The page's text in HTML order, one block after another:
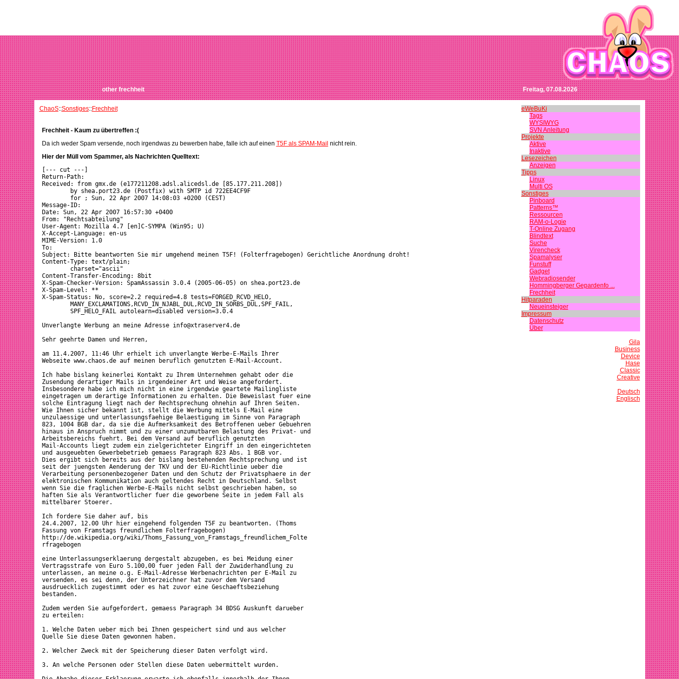
other frechheit Freitag, 07.08.2026
ChaoS::Sonstiges::Frechheit
Frechheit - Kaum zu übertreffen :(
Da ich weder Spam versende, noch irgendwas zu bewerben habe, falle ich auf einen T5F als SPAM-Mail nicht rein.
Hier der Müll vom Spammer, als Nachrichten Quelltext:
[--- cut ---]
Return-Path:
Received: from gmx.de (e177211208.adsl.alicedsl.de [85.177.211.208])
	for
; Sun, 22 Apr 2007 14:08:03 +0200 (CEST)
Message-ID:
Date: Sun, 22 Apr 2007 16:57:30 +0400
From: "Rechtsabteilung"
User-Agent: Mozilla 4.7 [en]C-SYMPA (Win95; U)
X-Accept-Language: en-us
MIME-Version: 1.0
To:
Subject: Bitte beantworten Sie mir umgehend meinen T5F! (Folterfragebogen) Gerichtliche Anordnung droht!
Content-Type: text/plain;
Content-Transfer-Encoding: 8bit
X-Spam-Checker-Version: SpamAssassin 3.0.4 (2005-06-05) on shea.port23.de
X-Spam-Level: **
X-Spam-Status: No, score=2.2 required=4.8 tests=FORGED_RCVD_HELO,
Unverlangte Werbung an meine Adresse info@xtraserver4.de
Sehr geehrte Damen und Herren,
am 11.4.2007, 11:46 Uhr erhielt ich unverlangte Werbe-E-Mails Ihrer
Webseite www.chaos.de auf meinen beruflich genutzten E-Mail-Account.
Ich habe bislang keinerlei Kontakt zu Ihrem Unternehmen gehabt oder die
Zusendung derartiger Mails in irgendeiner Art und Weise angefordert.
Insbesondere habe ich mich nicht in eine irgendwie geartete Mailingliste
eingetragen um derartige Informationen zu erhalten. Die Beweislast fuer eine
solche Eintragung liegt nach der Rechtsprechung ohnehin auf Ihren Seiten.
Wie Ihnen sicher bekannt ist, stellt die Werbung mittels E-Mail eine
unzulaessige und unterlassungsfaehige Belaestigung im Sinne von Paragraph
823, 1004 BGB dar, da sie die Aufmerksamkeit des Betroffenen ueber Gebuehren
hinaus in Anspruch nimmt und zu einer unzumutbaren Belastung des Privat- und
Arbeitsbereichs fuehrt. Bei dem Versand auf beruflich genutzten
Mail-Accounts liegt zudem ein zielgerichteter Eingriff in den eingerichteten
und ausgeuebten Gewerbebetrieb gemaess Paragraph 823 Abs. 1 BGB vor.
Dies ergibt sich bereits aus der bislang bestehenden Rechtsprechung und ist
seit der juengsten Aenderung der TKV und der EU-Richtlinie ueber die
Verarbeitung personenbezogener Daten und den Schutz der Privatsphaere in der
elektronischen Kommunikation auch geltendes Recht in Deutschland. Selbst
wenn Sie die fraglichen Werbe-E-Mails nicht selbst geschrieben haben, so
haften Sie als Verantwortlicher fuer die geworbene Seite in jedem Fall als
mittelbarer Stoerer.
Ich fordere Sie daher auf, bis
24.4.2007, 12.00 Uhr hier eingehend folgenden T5F zu beantworten. (Thoms
Fassung von Framstags freundlichem Folterfragebogen)
http://de.wikipedia.org/wiki/Thoms_Fassung_von_Framstags_freundlichem_Folte
rfragebogen
eine Unterlassungserklaerung dergestalt abzugeben, es bei Meidung einer
Vertragsstrafe von Euro 5.100,00 fuer jeden Fall der Zuwiderhandlung zu
unterlassen, an meine o.g. E-Mail-Adresse Werbenachrichten per E-Mail zu
versenden, es sei denn, der Unterzeichner hat zuvor dem Versand
ausdruecklich zugestimmt oder es hat zuvor eine Geschaeftsbeziehung
bestanden.
Zudem werden Sie aufgefordert, gemaess Paragraph 34 BDSG Auskunft darueber
zu erteilen:
1. Welche Daten ueber mich bei Ihnen gespeichert sind und aus welcher
Quelle Sie diese Daten gewonnen haben.
2. Welcher Zweck mit der Speicherung dieser Daten verfolgt wird.
3. An welche Personen oder Stellen diese Daten uebermittelt wurden.
eWeBuKi
Tags
WYSIWYG
SVN Anleitung
Projekte
Aktive
Inaktive
Lesezeichen
Anzeigen
Tipps
Linux
Multi OS
Sonstiges
Pinboard
Patterns™
Ressourcen
RAM-o-Logie
T-Online Zugang
Blindtext
Suche
Virencheck
Spamalyser
Funstuff
Gadget
Webradiosender
Hommingberger Gepardenfo ...
Frechheit
Hitparaden
Neueinsteiger
Impressum
Datenschutz
Über
Gila
Business
Device
Hase
Classic
Creative
Deutsch
Englisch